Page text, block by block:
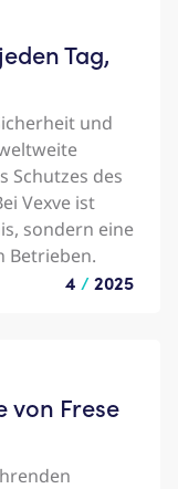
Tag,
und
Schutzes des
Vexve ist
sondern eine
Betrieben.
4 /2025
von Frese